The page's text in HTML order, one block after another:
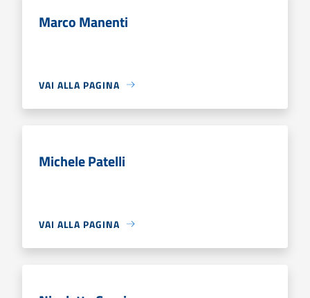
Marco Manenti
VAI ALLA PAGINA
Michele Patelli
VAI ALLA PAGINA